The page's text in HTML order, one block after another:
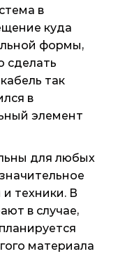
в
куда
формы,
сделать
так
в
элемент
для любых
техники. В
в случае,
материала